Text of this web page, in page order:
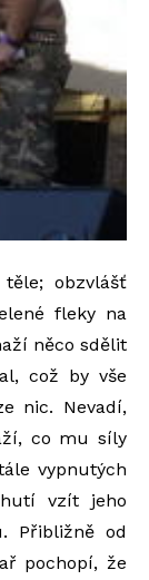
obzvlášť
fleky na
něco sdělit
což by vše
nic. Nevadí,
co mu síly
vypnutých
vzít jeho
Přibližně od
pochopí, že